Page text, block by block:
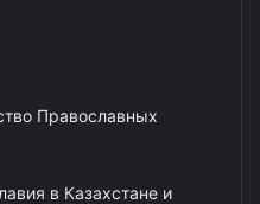
Православных
в Казахстане и